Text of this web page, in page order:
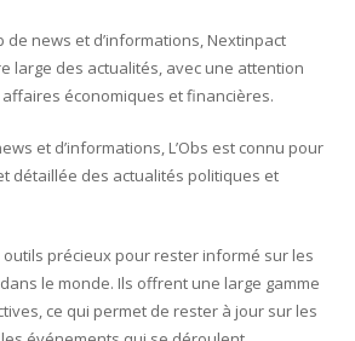
de news et d’informations, Nextinpact
large des actualités, avec une attention
économiques et financières.
et d’informations, L’Obs est connu pour
détaillée des actualités politiques et
précieux pour rester informé sur les
le monde. Ils offrent une large gamme
ce qui permet de rester à jour sur les